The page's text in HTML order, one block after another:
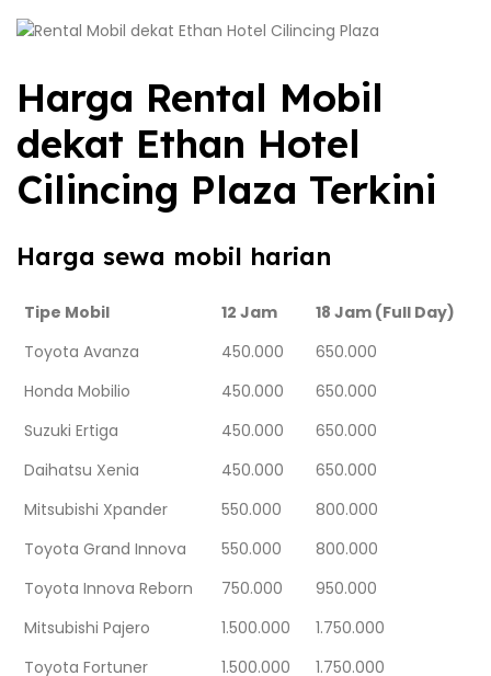
Harga Rental Mobil
dekat Ethan Hotel
Cilincing Plaza Terkini
Harga sewa mobil harian
Tipe Mobil 12 Jam
18 Jam (Full Day)
Toyota Avanza
450.000
650.000
Honda Mobilio
450.000
650.000
Suzuki Ertiga
450.000
650.000
Daihatsu Xenia
450.000
650.000
Mitsubishi Xpander
550.000
800.000
Toyota Grand Innova
550.000
800.000
Toyota Innova Reborn
750.000
950.000
Mitsubishi Pajero
1.500.000
1.750.000
Toyota Fortuner
1.500.000 1.750.000